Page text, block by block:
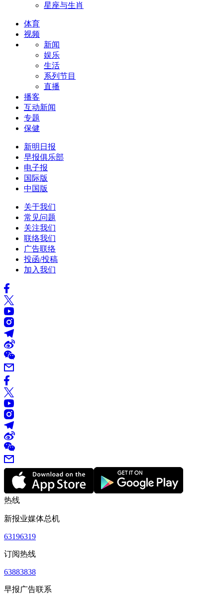
星座与生肖
体育
视频
新闻
娱乐
生活
系列节目
直播
播客
互动新闻
专题
保健
新明日报
早报俱乐部
电子报
国际版
中国版
关于我们
常见问题
关注我们
联络我们
广告联络
投函/投稿
加入我们
热线
新报业媒体总机
63196319
订阅热线
63883838
早报广告联系